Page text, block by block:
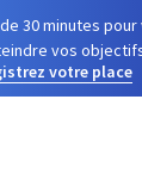
30 minutes
vos
votre place